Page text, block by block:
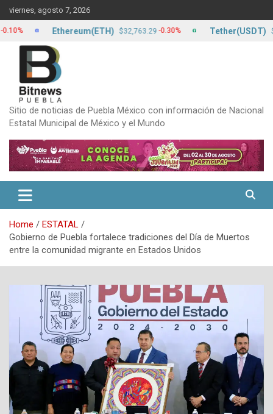
Skip
to
content
viernes, agosto 7, 2026
Sitio de noticias de Puebla México con información de Nacional
Estatal Municipal de México y el Mundo
Home
ESTATAL
Gobierno de Puebla fortalece tradiciones del Día de Muertos
entre la comunidad migrante en Estados Unidos
Ethereum(ETH) $32,763.29 -0.30% Tether(USDT) $17.15